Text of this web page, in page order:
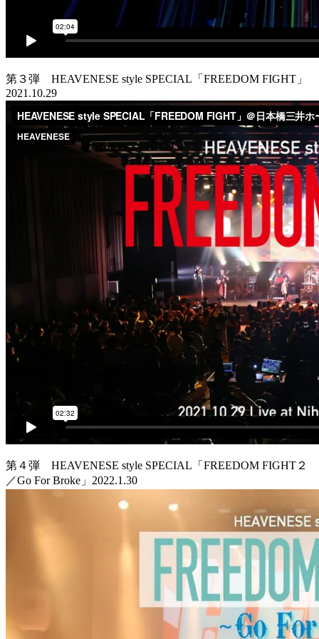
第３弾 HEAVENESE style SPECIAL「FREEDOM FIGHT」
2021.10.29
第４弾 HEAVENESE style SPECIAL「FREEDOM FIGHT２
／Go For Broke」2022.1.30